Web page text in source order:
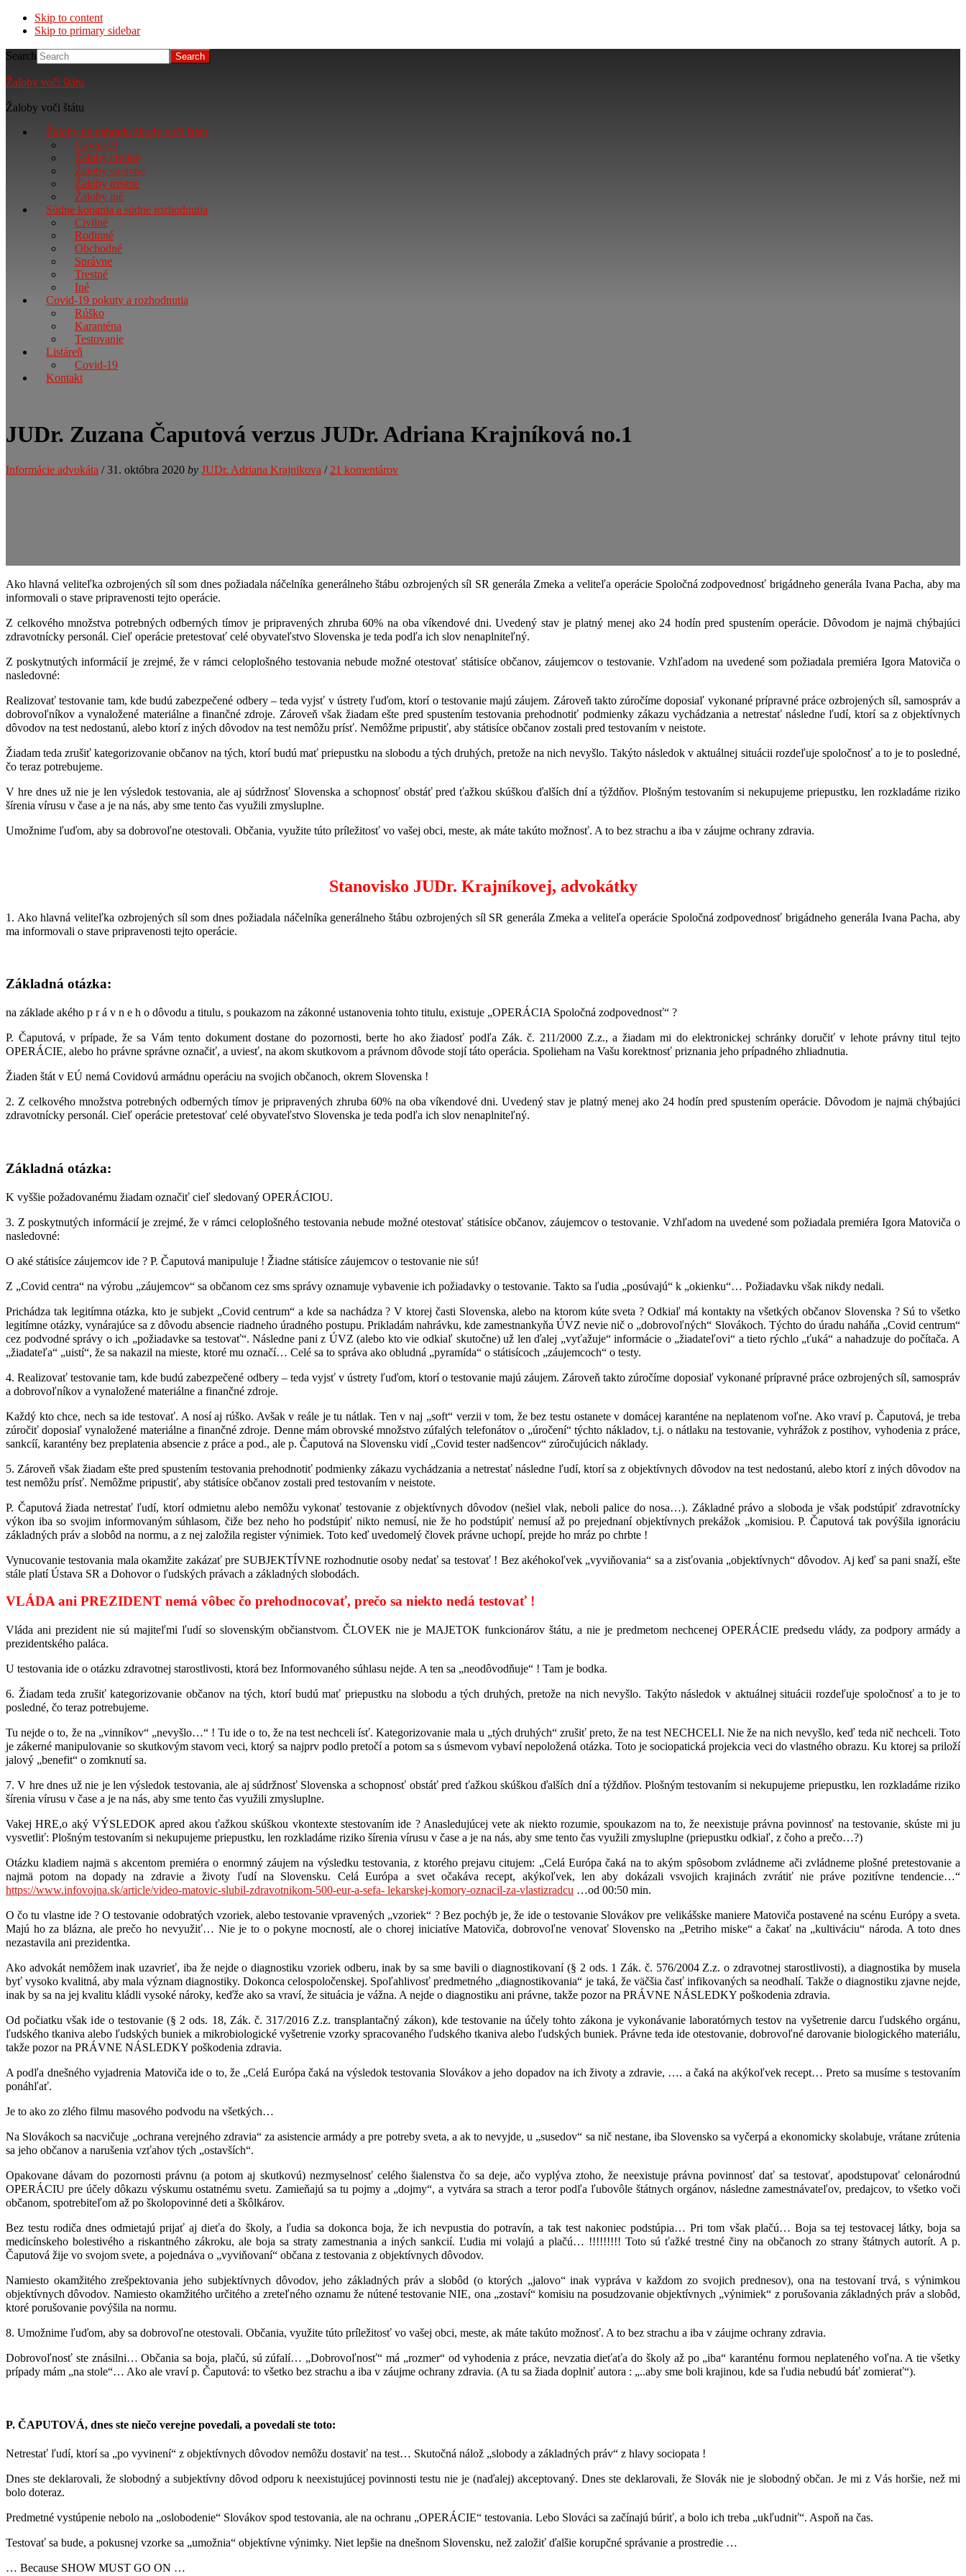
Skip to content
Skip to primary sidebar
Search
Žaloby voči štátu
Žaloby voči štátu
Žaloby na náhradu škody voči štátu
Covid-19
Žaloby civilné
Žaloby správne
Žaloby trestné
Žaloby iné
Súdne konania a súdne rozhodnutia
Civilné
Rodinné
Obchodné
Správne
Trestné
Iné
Covid-19 pokuty a rozhodnutia
Rúško
Karanténa
Testovanie
Listáreň
Covid-19
Kontakt
JUDr. Zuzana Čaputová verzus JUDr. Adriana Krajníková no.1
Informácie advokáta / 31. októbra 2020 by JUDr. Adriana Krajnikova / 21 komentárov
Ako hlavná veliteľka ozbrojených síl som dnes požiadala náčelníka generálneho štábu ozbrojených síl SR generála Zmeka a veliteľa operácie Spoločná zodpovednosť brigádneho generála Ivana Pacha, aby ma
informovali o stave pripravenosti tejto operácie.
Z celkového množstva potrebných odberných tímov je pripravených zhruba 60% na oba víkendové dni. Uvedený stav je platný menej ako 24 hodín pred spustením operácie. Dôvodom je najmä chýbajúci
zdravotnícky personál. Cieľ operácie pretestovať celé obyvateľstvo Slovenska je teda podľa ich slov nenaplniteľný.
Z poskytnutých informácií je zrejmé, že v rámci celoplošného testovania nebude možné otestovať státisíce občanov, záujemcov o testovanie. Vzhľadom na uvedené som požiadala premiéra Igora Matoviča o
nasledovné:
Realizovať testovanie tam, kde budú zabezpečené odbery – teda vyjsť v ústrety ľuďom, ktorí o testovanie majú záujem. Zároveň takto zúročíme doposiaľ vykonané prípravné práce ozbrojených síl, samospráv a
dobrovoľníkov a vynaložené materiálne a finančné zdroje. Zároveň však žiadam ešte pred spustením testovania prehodnotiť podmienky zákazu vychádzania a netrestať následne ľudí, ktorí sa z objektívnych
dôvodov na test nedostanú, alebo ktorí z iných dôvodov na test nemôžu prísť. Nemôžme pripustiť, aby státisíce občanov zostali pred testovaním v neistote.
Žiadam teda zrušiť kategorizovanie občanov na tých, ktorí budú mať priepustku na slobodu a tých druhých, pretože na nich nevyšlo. Takýto následok v aktuálnej situácii rozdeľuje spoločnosť a to je to posledné,
čo teraz potrebujeme.
V hre dnes už nie je len výsledok testovania, ale aj súdržnosť Slovenska a schopnosť obstáť pred ťažkou skúškou ďalších dní a týždňov. Plošným testovaním si nekupujeme priepustku, len rozkladáme riziko
šírenia vírusu v čase a je na nás, aby sme tento čas využili zmysluplne.
Umožnime ľuďom, aby sa dobrovoľne otestovali. Občania, využite túto príležitosť vo vašej obci, meste, ak máte takúto možnosť. A to bez strachu a iba v záujme ochrany zdravia.
Stanovisko JUDr. Krajníkovej, advokátky
1. Ako hlavná veliteľka ozbrojených síl som dnes požiadala náčelníka generálneho štábu ozbrojených síl SR generála Zmeka a veliteľa operácie Spoločná zodpovednosť brigádneho generála Ivana Pacha, aby
ma informovali o stave pripravenosti tejto operácie.
Základná otázka:
na základe akého p r á v n e h o dôvodu a titulu, s poukazom na zákonné ustanovenia tohto titulu, existuje „OPERÁCIA Spoločná zodpovednosť“ ?
P. Čaputová, v prípade, že sa Vám tento dokument dostane do pozornosti, berte ho ako žiadosť podľa Zák. č. 211/2000 Z.z., a žiadam mi do elektronickej schránky doručiť v lehote právny titul tejto
OPERÁCIE, alebo ho právne správne označiť, a uviesť, na akom skutkovom a právnom dôvode stojí táto operácia. Spolieham na Vašu korektnosť priznania jeho prípadného zhliadnutia.
Žiaden štát v EÚ nemá Covidovú armádnu operáciu na svojich občanoch, okrem Slovenska !
2. Z celkového množstva potrebných odberných tímov je pripravených zhruba 60% na oba víkendové dni. Uvedený stav je platný menej ako 24 hodín pred spustením operácie. Dôvodom je najmä chýbajúci
zdravotnícky personál. Cieľ operácie pretestovať celé obyvateľstvo Slovenska je teda podľa ich slov nenaplniteľný.
Základná otázka:
K vyššie požadovanému žiadam označiť cieľ sledovaný OPERÁCIOU.
3. Z poskytnutých informácií je zrejmé, že v rámci celoplošného testovania nebude možné otestovať státisíce občanov, záujemcov o testovanie. Vzhľadom na uvedené som požiadala premiéra Igora Matoviča o
nasledovné:
O aké státisíce záujemcov ide ? P. Čaputová manipuluje ! Žiadne státisíce záujemcov o testovanie nie sú!
Z „Covid centra“ na výrobu „záujemcov“ sa občanom cez sms správy oznamuje vybavenie ich požiadavky o testovanie. Takto sa ľudia „posúvajú“ k „okienku“… Požiadavku však nikdy nedali.
Prichádza tak legitímna otázka, kto je subjekt „Covid centrum“ a kde sa nachádza ? V ktorej časti Slovenska, alebo na ktorom kúte sveta ? Odkiaľ má kontakty na všetkých občanov Slovenska ? Sú to všetko
legitímne otázky, vynárajúce sa z dôvodu absencie riadneho úradného postupu. Prikladám nahrávku, kde zamestnankyňa ÚVZ nevie nič o „dobrovoľných“ Slovákoch. Týchto do úradu naháňa „Covid centrum“
cez podvodné správy o ich „požiadavke sa testovať“. Následne pani z ÚVZ (alebo kto vie odkiaľ skutočne) už len ďalej „vyťažuje“ informácie o „žiadateľovi“ a tieto rýchlo „ťuká“ a nahadzuje do počítača. A
„žiadateľa“ „uistí“, že sa nakazil na mieste, ktoré mu označí… Celé sa to správa ako obludná „pyramída“ o státisícoch „záujemcoch“ o testy.
4. Realizovať testovanie tam, kde budú zabezpečené odbery – teda vyjsť v ústrety ľuďom, ktorí o testovanie majú záujem. Zároveň takto zúročíme doposiaľ vykonané prípravné práce ozbrojených síl, samospráv
a dobrovoľníkov a vynaložené materiálne a finančné zdroje.
Každý kto chce, nech sa ide testovať. A nosí aj rúško. Avšak v reále je tu nátlak. Ten v naj „soft“ verzii v tom, že bez testu ostanete v domácej karanténe na neplatenom voľne. Ako vraví p. Čaputová, je treba
zúročiť doposiaľ vynaložené materiálne a finančné zdroje. Denne mám obrovské množstvo zúfalých telefonátov o „úročení“ týchto nákladov, t.j. o nátlaku na testovanie, vyhrážok z postihov, vyhodenia z práce,
sankcíí, karantény bez preplatenia absencie z práce a pod., ale p. Čaputová na Slovensku vidí „Covid tester nadšencov“ zúročujúcich náklady.
5. Zároveň však žiadam ešte pred spustením testovania prehodnotiť podmienky zákazu vychádzania a netrestať následne ľudí, ktorí sa z objektívnych dôvodov na test nedostanú, alebo ktorí z iných dôvodov na
test nemôžu prísť. Nemôžme pripustiť, aby státisíce občanov zostali pred testovaním v neistote.
P. Čaputová žiada netrestať ľudí, ktorí odmietnu alebo nemôžu vykonať testovanie z objektívnych dôvodov (nešiel vlak, neboli palice do nosa…). Základné právo a sloboda je však podstúpiť zdravotnícky
výkon iba so svojim informovaným súhlasom, čiže bez neho ho podstúpiť nikto nemusí, nie že ho podstúpiť nemusí až po prejednaní objektívnych prekážok „komisiou. P. Čaputová tak povýšila ignoráciu
základných práv a slobôd na normu, a z nej založila register výnimiek. Toto keď uvedomelý človek právne uchopí, prejde ho mráz po chrbte !
Vynucovanie testovania mala okamžite zakázať pre SUBJEKTÍVNE rozhodnutie osoby nedať sa testovať ! Bez akéhokoľvek „vyviňovania“ sa a zisťovania „objektívnych“ dôvodov. Aj keď sa pani snaží, ešte
stále platí Ústava SR a Dohovor o ľudských právach a základných slobodách.
VLÁDA ani PREZIDENT nemá vôbec čo prehodnocovať, prečo sa niekto nedá testovať !
Vláda ani prezident nie sú majiteľmi ľudí so slovenským občianstvom. ČLOVEK nie je MAJETOK funkcionárov štátu, a nie je predmetom nechcenej OPERÁCIE predsedu vlády, za podpory armády a
prezidentského paláca.
U testovania ide o otázku zdravotnej starostlivosti, ktorá bez Informovaného súhlasu nejde. A ten sa „neodôvodňuje“ ! Tam je bodka.
6. Žiadam teda zrušiť kategorizovanie občanov na tých, ktorí budú mať priepustku na slobodu a tých druhých, pretože na nich nevyšlo. Takýto následok v aktuálnej situácii rozdeľuje spoločnosť a to je to
posledné, čo teraz potrebujeme.
Tu nejde o to, že na „vinníkov“ „nevyšlo…“ ! Tu ide o to, že na test nechceli ísť. Kategorizovanie mala u „tých druhých“ zrušiť preto, že na test NECHCELI. Nie že na nich nevyšlo, keď teda nič nechceli. Toto
je zákerné manipulovanie so skutkovým stavom veci, ktorý sa najprv podlo pretočí a potom sa s úsmevom vybaví nepoložená otázka. Toto je sociopatická projekcia veci do vlastného obrazu. Ku ktorej sa priloží
jalový „benefit“ o zomknutí sa.
7. V hre dnes už nie je len výsledok testovania, ale aj súdržnosť Slovenska a schopnosť obstáť pred ťažkou skúškou ďalších dní a týždňov. Plošným testovaním si nekupujeme priepustku, len rozkladáme riziko
šírenia vírusu v čase a je na nás, aby sme tento čas využili zmysluplne.
Vakej HRE,o aký VÝSLEDOK apred akou ťažkou skúškou vkontexte stestovaním ide ? Anasledujúcej vete ak niekto rozumie, spoukazom na to, že neexistuje právna povinnosť na testovanie, skúste mi ju
vysvetliť: Plošným testovaním si nekupujeme priepustku, len rozkladáme riziko šírenia vírusu v čase a je na nás, aby sme tento čas využili zmysluplne (priepustku odkiaľ, z čoho a prečo…?)
Otázku kladiem najmä s akcentom premiéra o enormný záujem na výsledku testovania, z ktorého prejavu citujem: „Celá Európa čaká na to akým spôsobom zvládneme ači zvládneme plošné pretestovanie a
najmä potom na dopady na zdravie a životy ľudí na Slovensku. Celá Európa a svet očakáva recept, akýkoľvek, len aby dokázali vsvojich krajinách zvrátiť nie práve pozitívne tendencie…“
https://www.infovojna.sk/article/video-matovic-slubil-zdravotnikom-500-eur-a-sefa- lekarskej-komory-oznacil-za-vlastizradcu …od 00:50 min.
O čo tu vlastne ide ? O testovanie odobratých vzoriek, alebo testovanie vpravených „vzoriek“ ? Bez pochýb je, že ide o testovanie Slovákov pre velikášske maniere Matoviča postavené na scénu Európy a sveta.
Majú ho za blázna, ale prečo ho nevyužiť… Nie je to o pokyne mocností, ale o chorej iniciatíve Matoviča, dobrovoľne venovať Slovensko na „Petriho miske“ a čakať na „kultiváciu“ národa. A toto dnes
nezastavila ani prezidentka.
Ako advokát nemôžem inak uzavrieť, iba že nejde o diagnostiku vzoriek odberu, inak by sa sme bavili o diagnostikovaní (§ 2 ods. 1 Zák. č. 576/2004 Z.z. o zdravotnej starostlivosti), a diagnostika by musela
byť vysoko kvalitná, aby mala význam diagnostiky. Dokonca celospoločenskej. Spoľahlivosť predmetného „diagnostikovania“ je taká, že väčšia časť infikovaných sa neodhalí. Takže o diagnostiku zjavne nejde,
inak by sa na jej kvalitu kládli vysoké nároky, keďže ako sa vraví, že situácia je vážna. A nejde o diagnostiku ani právne, takže pozor na PRÁVNE NÁSLEDKY poškodenia zdravia.
Od počiatku však ide o testovanie (§ 2 ods. 18, Zák. č. 317/2016 Z.z. transplantačný zákon), kde testovanie na účely tohto zákona je vykonávanie laboratórnych testov na vyšetrenie darcu ľudského orgánu,
ľudského tkaniva alebo ľudských buniek a mikrobiologické vyšetrenie vzorky spracovaného ľudského tkaniva alebo ľudských buniek. Právne teda ide otestovanie, dobrovoľné darovanie biologického materiálu,
takže pozor na PRÁVNE NÁSLEDKY poškodenia zdravia.
A podľa dnešného vyjadrenia Matoviča ide o to, že „Celá Európa čaká na výsledok testovania Slovákov a jeho dopadov na ich životy a zdravie, …. a čaká na akýkoľvek recept… Preto sa musíme s testovaním
ponáhľať.
Je to ako zo zlého filmu masového podvodu na všetkých…
Na Slovákoch sa nacvičuje „ochrana verejného zdravia“ za asistencie armády a pre potreby sveta, a ak to nevyjde, u „susedov“ sa nič nestane, iba Slovensko sa vyčerpá a ekonomicky skolabuje, vrátane zrútenia
sa jeho občanov a narušenia vzťahov tých „ostavších“.
Opakovane dávam do pozornosti právnu (a potom aj skutkovú) nezmyselnosť celého šialenstva čo sa deje, ačo vyplýva ztoho, že neexistuje právna povinnosť dať sa testovať, apodstupovať celonárodnú
OPERÁCIU pre účely dôkazu výskumu ostatnému svetu. Zamieňajú sa tu pojmy a „dojmy“, a vytvára sa strach a teror podľa ľubovôle štátnych orgánov, následne zamestnávateľov, predajcov, to všetko voči
občanom, spotrebiteľom až po školopovinné deti a škôlkárov.
Bez testu rodiča dnes odmietajú prijať aj dieťa do školy, a ľudia sa dokonca boja, že ich nevpustia do potravín, a tak test nakoniec podstúpia… Pri tom však plačú… Boja sa tej testovacej látky, boja sa
medicínskeho bolestivého a riskantného zákroku, ale boja sa straty zamestnania a iných sankcií. Ľudia mi volajú a plačú… !!!!!!!!! Toto sú ťažké trestné činy na občanoch zo strany štátnych autorít. A p.
Čaputová žije vo svojom svete, a pojednáva o „vyviňovaní“ občana z testovania z objektívnych dôvodov.
Namiesto okamžitého zrešpektovania jeho subjektívnych dôvodov, jeho základných práv a slobôd (o ktorých „jalovo“ inak vypráva v každom zo svojich prednesov), ona na testovaní trvá, s výnimkou
objektívnych dôvodov. Namiesto okamžitého určitého a zreteľného oznamu že nútené testovanie NIE, ona „zostaví“ komisiu na posudzovanie objektívnych „výnimiek“ z porušovania základných práv a slobôd,
ktoré porušovanie povýšila na normu.
8. Umožnime ľuďom, aby sa dobrovoľne otestovali. Občania, využite túto príležitosť vo vašej obci, meste, ak máte takúto možnosť. A to bez strachu a iba v záujme ochrany zdravia.
Dobrovoľnosť ste znásilni… Občania sa boja, plačú, sú zúfalí… „Dobrovoľnosť“ má „rozmer“ od vyhodenia z práce, nevzatia dieťaťa do školy až po „iba“ karanténu formou neplateného voľna. A tie všetky
prípady mám „na stole“… Ako ale vraví p. Čaputová: to všetko bez strachu a iba v záujme ochrany zdravia. (A tu sa žiada doplniť autora : „..aby sme boli krajinou, kde sa ľudia nebudú báť zomierať“).
P. ČAPUTOVÁ, dnes ste niečo verejne povedali, a povedali ste toto:
Netrestať ľudí, ktorí sa „po vyvinení“ z objektívnych dôvodov nemôžu dostaviť na test… Skutočná nálož „slobody a základných práv“ z hlavy sociopata !
Dnes ste deklarovali, že slobodný a subjektívny dôvod odporu k neexistujúcej povinnosti testu nie je (naďalej) akceptovaný. Dnes ste deklarovali, že Slovák nie je slobodný občan. Je mi z Vás horšie, než mi
bolo doteraz.
Predmetné vystúpenie nebolo na „oslobodenie“ Slovákov spod testovania, ale na ochranu „OPERÁCIE“ testovania. Lebo Slováci sa začínajú búriť, a bolo ich treba „ukľudniť“. Aspoň na čas.
Testovať sa bude, a pokusnej vzorke sa „umožnia“ objektívne výnimky. Niet lepšie na dnešnom Slovensku, než založiť ďalšie korupčné správanie a prostredie …
… Because SHOW MUST GO ON …